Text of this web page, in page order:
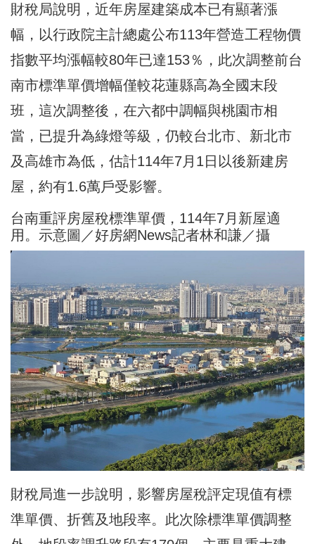
財稅局說明，近年房屋建築成本已有顯著漲
幅，以行政院主計總處公布113年營造工程物價
指數平均漲幅較80年已達153％，此次調整前台
南市標準單價增幅僅較花蓮縣高為全國末段
班，這次調整後，在六都中調幅與桃園市相
當，已提升為綠燈等級，仍較台北市、新北市
及高雄市為低，估計114年7月1日以後新建房
屋，約有1.6萬戶受影響。
台南重評房屋稅標準單價，114年7月新屋適
用。示意圖／好房網News記者林和謙／攝
財稅局進一步說明，影響房屋稅評定現值有標
準單價、折舊及地段率。此次除標準單價調整